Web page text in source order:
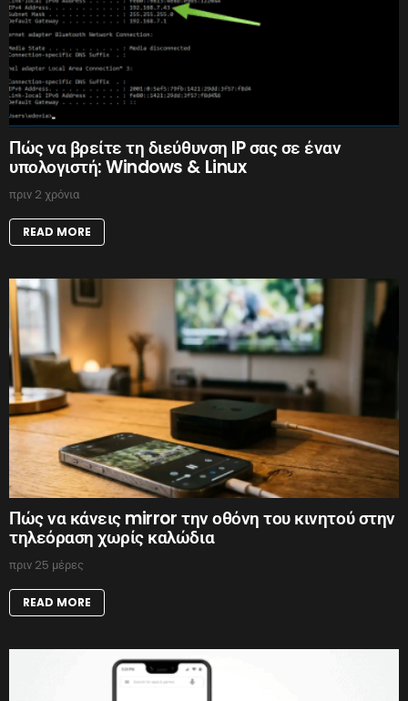
Πώς να βρείτε τη διεύθυνση IP σας σε έναν
υπολογιστή: Windows & Linux
πριν 2 χρόνια
READ MORE
Πώς να κάνεις mirror την οθόνη του κινητού στην
τηλεόραση χωρίς καλώδια
πριν 25 μέρες
READ MORE